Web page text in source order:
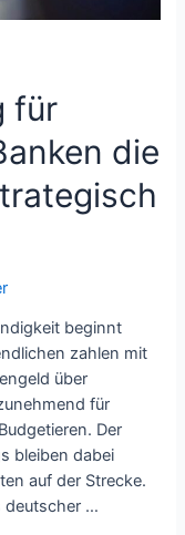
für
die
beginnt
zahlen mit
über
für
Der
bleiben dabei
auf der Strecke.
deutscher …